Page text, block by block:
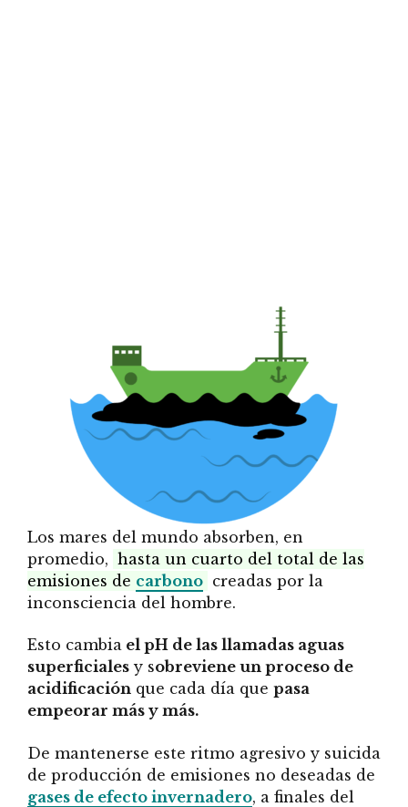
Los mares del mundo absorben, en
promedio, hasta un cuarto del total de las
emisiones de carbono creadas por la
inconsciencia del hombre.
Esto cambia el pH de las llamadas aguas
superficiales y sobreviene un proceso de
acidificación que cada día que pasa
empeorar más y más.
De mantenerse este ritmo agresivo y suicida
de producción de emisiones no deseadas de
gases de efecto invernadero, a finales del